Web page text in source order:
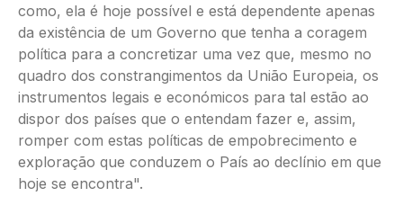
como, ela é hoje possível e está dependente apenas
da existência de um Governo que tenha a coragem
política para a concretizar uma vez que, mesmo no
quadro dos constrangimentos da União Europeia, os
instrumentos legais e económicos para tal estão ao
dispor dos países que o entendam fazer e, assim,
romper com estas políticas de empobrecimento e
exploração que conduzem o País ao declínio em que
hoje se encontra".